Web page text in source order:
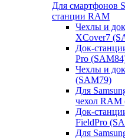
Для смартфонов
станции RAM
Чехлы и
XCover7
Док-
Pro
Чехлы и
(SAM79)
Для
чехол
Док-
FieldPro
Для